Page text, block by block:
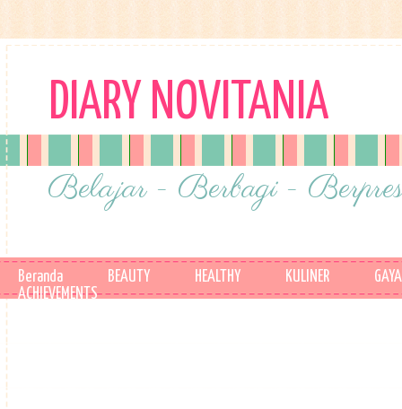
DIARY NOVITANIA
Belajar - Berbagi -
Beranda BEAUTY HEALTHY KULINER
ACHIEVEMENTS